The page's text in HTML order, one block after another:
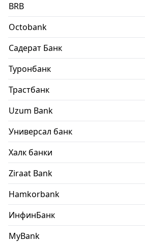
BRB
Octobank
Садерат Банк
Туронбанк
Трастбанк
Uzum Bank
Универсал банк
Халк банки
Ziraat Bank
Hamkorbank
ИнфинБанк
MyBank